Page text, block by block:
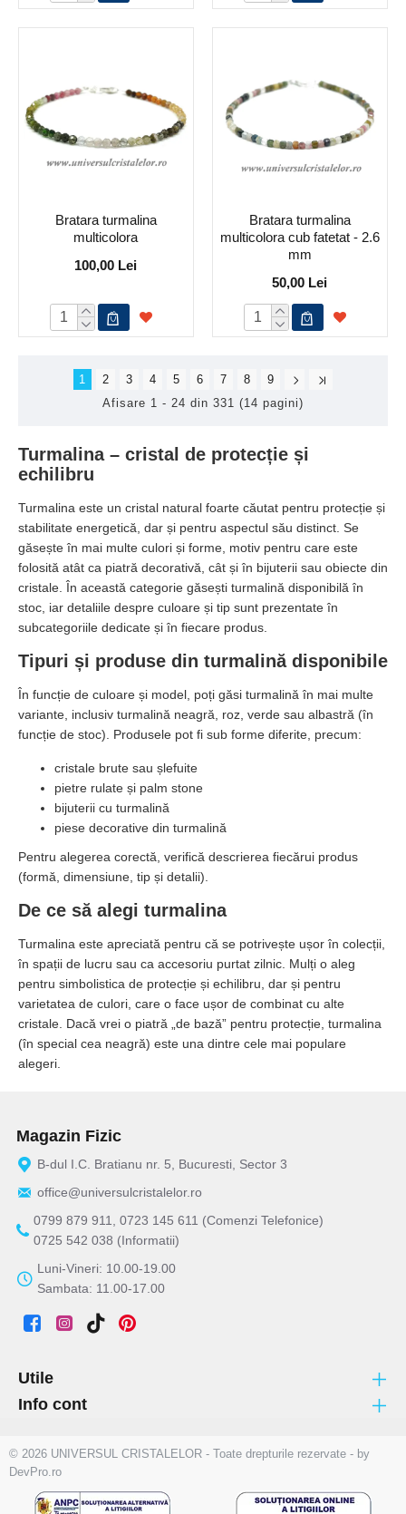
Turmalina – cristal de protecție și
echilibru
Turmalina este un cristal natural foarte căutat pentru protecție și
stabilitate energetică, dar și pentru aspectul său distinct. Se
găsește în mai multe culori și forme, motiv pentru care este
folosită atât ca piatră decorativă, cât și în bijuterii sau obiecte din
cristale. În această categorie găsești turmalină disponibilă în
stoc, iar detaliile despre culoare și tip sunt prezentate în
subcategoriile dedicate și în fiecare produs.
Tipuri și produse din turmalină disponibile
În funcție de culoare și model, poți găsi turmalină în mai multe
variante, inclusiv turmalină neagră, roz, verde sau albastră (în
funcție de stoc). Produsele pot fi sub forme diferite, precum:
cristale brute sau șlefuite
pietre rulate și palm stone
bijuterii cu turmalină
piese decorative din turmalină
Pentru alegerea corectă, verifică descrierea fiecărui produs
(formă, dimensiune, tip și detalii).
De ce să alegi turmalina
Turmalina este apreciată pentru că se potrivește ușor în colecții,
în spații de lucru sau ca accesoriu purtat zilnic. Mulți o aleg
pentru simbolistica de protecție și echilibru, dar și pentru
varietatea de culori, care o face ușor de combinat cu alte
cristale. Dacă vrei o piatră „de bază” pentru protecție, turmalina
(în special cea neagră) este una dintre cele mai populare
alegeri.
Bratara turmalina
multicolora
100,00 Lei
Bratara turmalina
multicolora cub fatetat - 2.6
mm
50,00 Lei
1 2 3 4 5 6 7 8
9
Afisare 1 - 24 din 331 (14 pagini)
Magazin Fizic
B-dul I.C. Bratianu nr. 5, Bucuresti, Sector 3
office@universulcristalelor.ro
0799 879 911, 0723 145 611 (Comenzi Telefonice)
0725 542 038 (Informatii)
Luni-Vineri: 10.00-19.00
Sambata: 11.00-17.00
Utile
Info cont
© 2026 UNIVERSUL CRISTALELOR - Toate drepturile rezervate - by
DevPro.ro